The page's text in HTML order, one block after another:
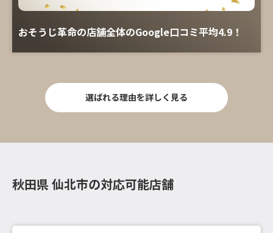
おそうじ革命の店舗全体のGoogle口コミ平均4.9！
選ばれる理由を詳しく見る
秋田県 仙北市の対応可能店舗